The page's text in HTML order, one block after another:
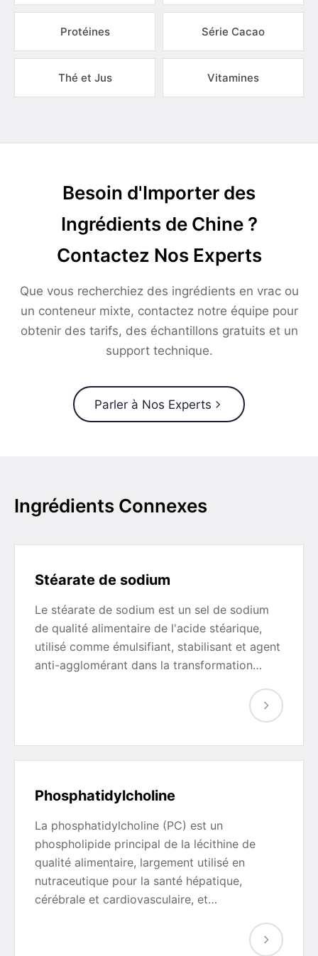
Protéines Série Cacao
Thé et Jus Vitamines
Besoin d'Importer des
Ingrédients de Chine ?
Contactez Nos Experts
Que vous recherchiez des ingrédients en vrac ou
un conteneur mixte, contactez notre équipe pour
obtenir des tarifs, des échantillons gratuits et un
support technique.
Parler à Nos Experts
Ingrédients Connexes
Stéarate de sodium
Le stéarate de sodium est un sel de sodium
de qualité alimentaire de l'acide stéarique,
utilisé comme émulsifiant, stabilisant et agent
anti-agglomérant dans la transformation…
Phosphatidylcholine
La phosphatidylcholine (PC) est un
phospholipide principal de la lécithine de
qualité alimentaire, largement utilisé en
nutraceutique pour la santé hépatique,
cérébrale et cardiovasculaire, et…